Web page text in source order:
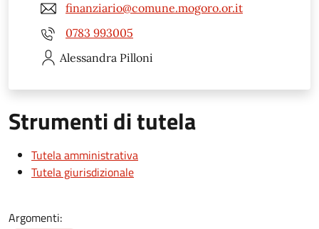
finanziario@comune.mogoro.or.it
0783 993005
Alessandra Pilloni
Strumenti di tutela
Tutela amministrativa
Tutela giurisdizionale
Argomenti: